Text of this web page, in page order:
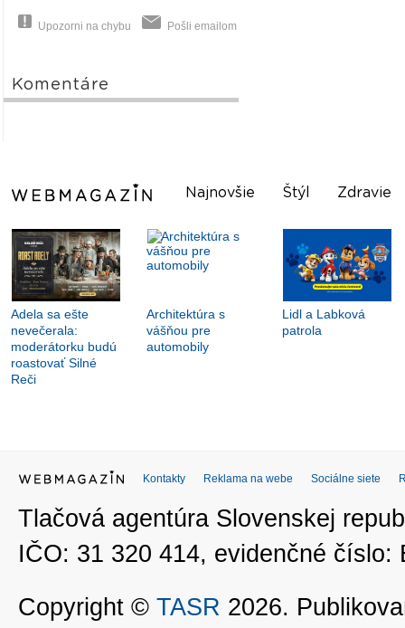
Upozorni na chybu Pošli emailom
Komentáre
Najnovšie Štýl Zdravie
Adela sa ešte
nevečerala:
moderátorku budú
roastovať Silné
Reči
Architektúra s
vášňou pre
automobily
Lidl a Labková
patrola
Kontakty Reklama na webe Sociálne siete
Tlačová agentúra Slovenskej
IČO: 31 320 414, evidenčné číslo:
Copyright © TASR 2026.